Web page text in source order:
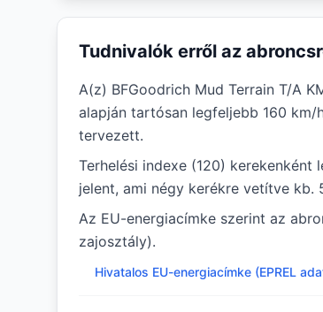
Tudnivalók erről az
A(z) BFGoodrich Mud Terrain T/A
alapján tartósan legfeljebb 160 km/
tervezett.
Terhelési indexe (120)
jelent, ami négy kerékre vetítve
Az EU-energiacímke szerint az
zajosztály).
Hivatalos EU-energiacímke (EPREL